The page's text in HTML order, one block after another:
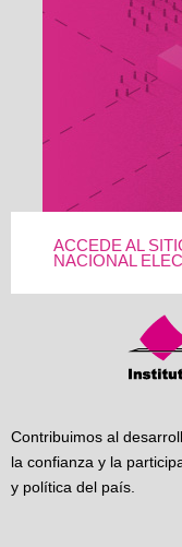
ACCEDE AL
NACIONAL
Contribuimos al
la confianza y la
y política del país.